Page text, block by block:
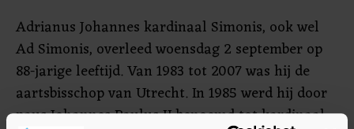
Adrianus Johannes kardinaal Simonis, ook wel
Ad Simonis, overleed woensdag 2 september op
88-jarige leeftijd. Van 1983 tot 2007 was hij de
aartsbisschop van Utrecht. In 1985 werd hij door
paus Johannes Paulus II benoemd tot kardinaal.